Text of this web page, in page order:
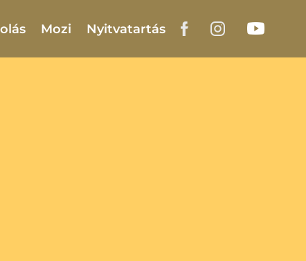
Mozi Nyitvatartás